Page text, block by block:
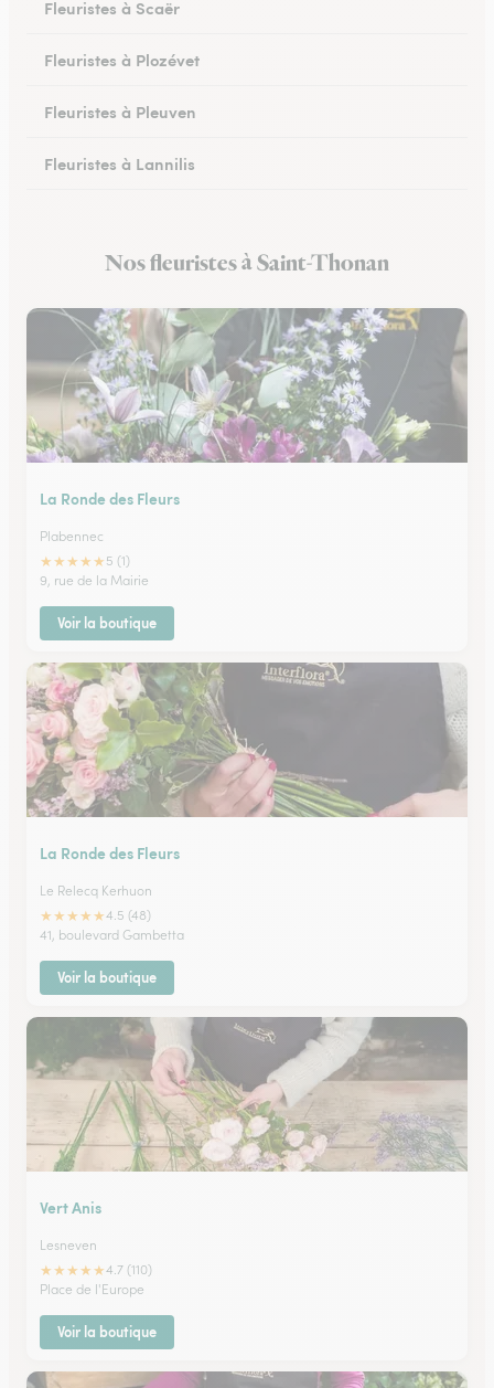
Fleuristes à Scaër
Fleuristes à Plozévet
Fleuristes à Pleuven
Fleuristes à Lannilis
Fleuristes à Daoulas
Nos fleuristes à Saint-Thonan
La Ronde des Fleurs
Plabennec
★★★★★ 5 (1)
9, rue de la Mairie
Voir la boutique
La Ronde des Fleurs
Le Relecq Kerhuon
★★★★★4.5 (48)
41, boulevard Gambetta
Voir la boutique
Vert Anis
Lesneven
★★★★★4.7 (110)
Place de l'Europe
Voir la boutique